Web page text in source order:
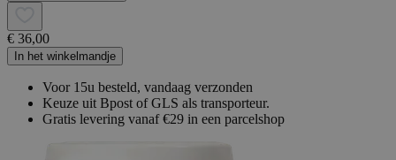
€ 36,00
In het winkelmandje
Voor 15u besteld, vandaag verzonden
Keuze uit Bpost of GLS als transporteur.
Gratis levering vanaf €29 in een parcelshop